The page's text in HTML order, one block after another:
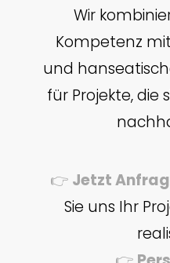
Wir
Kompetenz
und
für Projekte, die
👉 Jetzt
Sie uns Ihr